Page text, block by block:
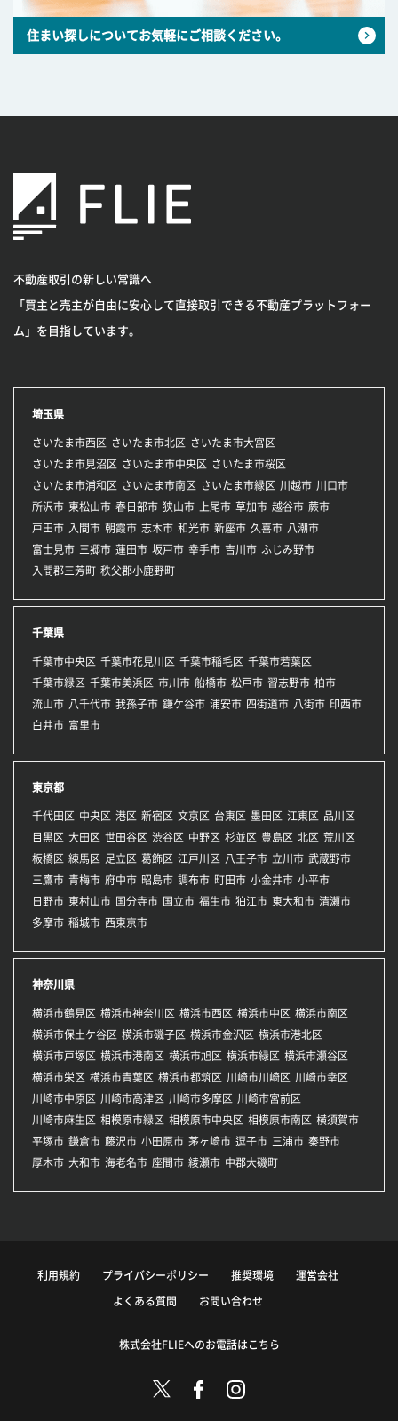
住まい探しについてお気軽にご相談ください。
不動産取引の新しい常識へ
「買主と売主が自由に安心して直接取引できる不動産プラットフォー
ム」を目指しています。
埼玉県
さいたま市西区 さいたま市北区
さいたま市大宮区
さいたま市見沼区
さいたま市中央区
さいたま市桜区
さいたま市浦和区
さいたま市南区 さいたま市緑区 川越市 川口市
所沢市 東松山市 春日部市 狭山市 上尾市 草加市 越谷市 蕨市
戸田市 入間市 朝霞市 志木市 和光市 新座市 久喜市 八潮市
富士見市 三郷市 蓮田市 坂戸市 幸手市 吉川市 ふじみ野市
入間郡三芳町 秩父郡小鹿野町
千葉県
千葉市中央区 千葉市花見川区 千葉市稲毛区 千葉市若葉区
千葉市緑区 千葉市美浜区 市川市 船橋市 松戸市 習志野市 柏市
流山市 八千代市 我孫子市 鎌ケ谷市 浦安市 四街道市 八街市 印西市
白井市 富里市
東京都
千代田区 中央区 港区 新宿区 文京区 台東区 墨田区 江東区 品川区
目黒区 大田区 世田谷区 渋谷区 中野区 杉並区 豊島区 北区 荒川区
板橋区 練馬区 足立区 葛飾区 江戸川区 八王子市 立川市 武蔵野市
三鷹市 青梅市 府中市 昭島市 調布市 町田市 小金井市 小平市
日野市 東村山市 国分寺市 国立市 福生市 狛江市 東大和市 清瀬市
多摩市 稲城市 西東京市
神奈川県
横浜市鶴見区 横浜市神奈川区 横浜市西区 横浜市中区 横浜市南区
横浜市保土ケ谷区 横浜市磯子区 横浜市金沢区 横浜市港北区
横浜市戸塚区 横浜市港南区 横浜市旭区 横浜市緑区 横浜市瀬谷区
横浜市栄区 横浜市青葉区 横浜市都筑区 川崎市川崎区 川崎市幸区
川崎市中原区 川崎市高津区 川崎市多摩区 川崎市宮前区
川崎市麻生区 相模原市緑区 相模原市中央区 相模原市南区 横須賀市
平塚市 鎌倉市 藤沢市 小田原市 茅ヶ崎市 逗子市 三浦市 秦野市
厚木市 大和市 海老名市 座間市 綾瀬市 中郡大磯町
利用規約 プライバシーポリシー 推奨環境 運営会社
よくある質問 お問い合わせ
株式会社FLIEへのお電話はこちら